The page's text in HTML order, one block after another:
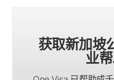
获取新加坡
业帮